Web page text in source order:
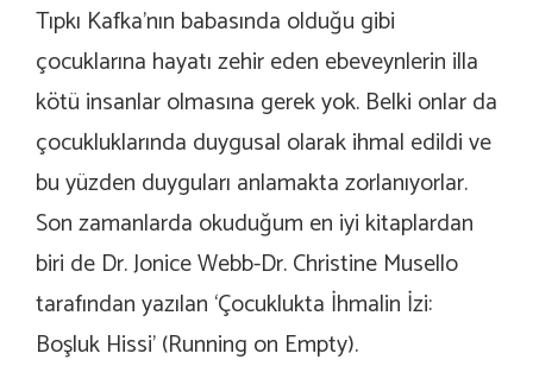
Tıpkı Kafka’nın babasında olduğu gibi
çocuklarına hayatı zehir eden ebeveynlerin illa
kötü insanlar olmasına gerek yok. Belki onlar da
çocukluklarında duygusal olarak ihmal edildi ve
bu yüzden duyguları anlamakta zorlanıyorlar.
Son zamanlarda okuduğum en iyi kitaplardan
biri de Dr. Jonice Webb-Dr. Christine Musello
tarafından yazılan ‘Çocuklukta İhmalin İzi:
Boşluk Hissi’ (Running on Empty).